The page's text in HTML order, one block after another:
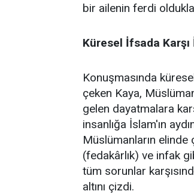
bir ailenin ferdi
Küresel İfsada
Konuşmasında
çeken Kaya,
gelen dayatmalara
insanlığa İslam'ın
Müslümanların
(fedakârlık) ve infak
tüm sorunlar
altını çizdi.